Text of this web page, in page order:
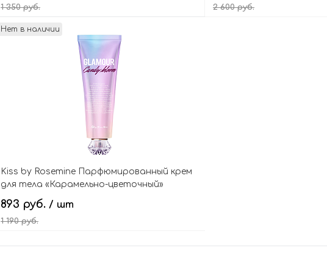
1 350 руб.
Подписаться
2 600 руб.
Нет в наличии
Kiss by Rosemine Парфюмированный крем
для тела «Карамельно-цветочный»
Fragrance Cream – Candy Bloom
893 руб. / шт
1 190 руб.